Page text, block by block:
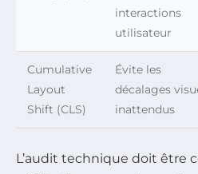
interactions
utilisateur
Cumulative
Layout
Shift (CLS)
Évite les
décalages
inattendus
L’audit technique doit être